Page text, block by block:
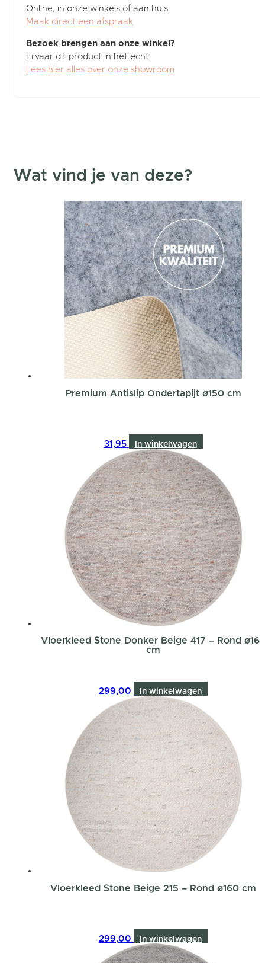
Online, in onze winkels of aan huis.
Maak direct een afspraak
Bezoek brengen aan onze winkel?
Ervaar dit product in het echt.
Lees hier alles over onze showroom
Wat vind je van deze?
Premium Antislip Ondertapijt ø150 cm
31,95 In winkelwagen
Vloerkleed Stone Donker Beige 417 – Rond
cm
299,00 In winkelwagen
Vloerkleed Stone Beige 215 – Rond ø160 cm
299,00 In winkelwagen